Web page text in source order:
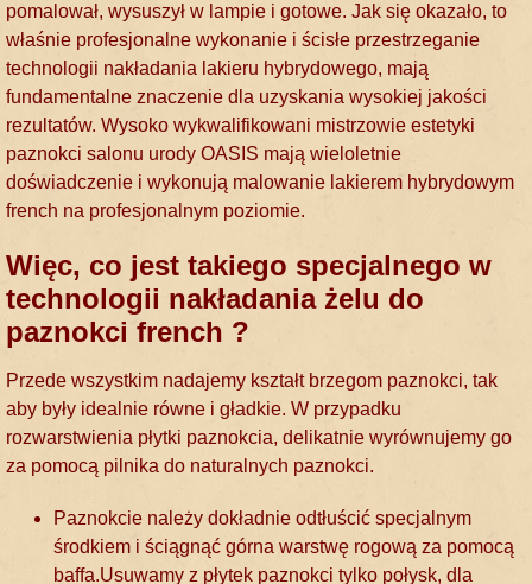
pomalował, wysuszył w lampie i gotowe. Jak się okazało, to
właśnie profesjonalne wykonanie i ścisłe przestrzeganie
technologii nakładania lakieru hybrydowego, mają
fundamentalne znaczenie dla uzyskania wysokiej jakości
rezultatów. Wysoko wykwalifikowani mistrzowie estetyki
paznokci salonu urody OASIS mają wieloletnie
doświadczenie i wykonują malowanie lakierem hybrydowym
french na profesjonalnym poziomie.
Więc, co jest takiego specjalnego w
technologii nakładania żelu do
paznokci french ?
Przede wszystkim nadajemy kształt brzegom paznokci, tak
aby były idealnie równe i gładkie. W przypadku
rozwarstwienia płytki paznokcia, delikatnie wyrównujemy go
za pomocą pilnika do naturalnych paznokci.
Paznokcie należy dokładnie odtłuścić specjalnym
środkiem i ściągnąć górna warstwę rogową za pomocą
baffa.Usuwamy z płytek paznokci tylko połysk, dla